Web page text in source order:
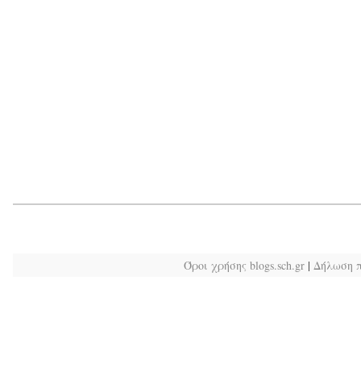
Όροι χρήσης blogs.sch.gr |Δήλωση